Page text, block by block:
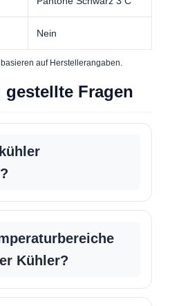
Nein
auf Herstellerangaben.
gestellte Fragen
Kühler?